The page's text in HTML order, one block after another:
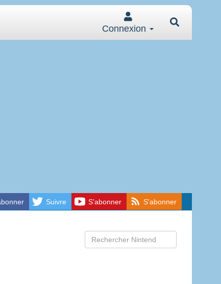
Connexion
Suivre S'abonner S'abonner